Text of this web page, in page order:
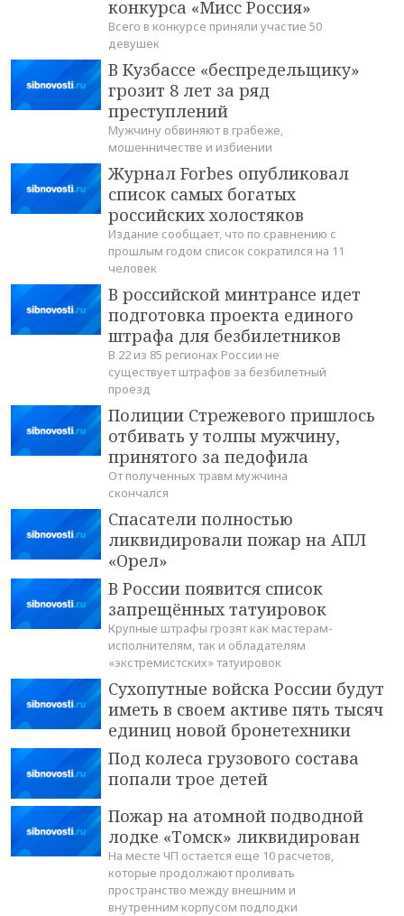
конкурса «Мисс Россия»
Всего в конкурсе приняли участие 50
девушек
В Кузбассе «беспредельщику»
грозит 8 лет за ряд
преступлений
Мужчину обвиняют в грабеже,
мошенничестве и избиении
Журнал Forbes опубликовал
список самых богатых
российских холостяков
Издание сообщает, что по сравнению с
прошлым годом список сократился на 11
человек
В российской минтрансе идет
подготовка проекта единого
штрафа для безбилетников
В 22 из 85 регионах России не
существует штрафов за безбилетный
проезд
Полиции Стрежевого пришлось
отбивать у толпы мужчину,
принятого за педофила
От полученных травм мужчина
скончался
Спасатели полностью
ликвидировали пожар на АПЛ
«Орел»
В России появится список
запрещённых татуировок
Крупные штрафы грозят как мастерам-
исполнителям, так и обладателям
«экстремистских» татуировок
Сухопутные войска России будут
иметь в своем активе пять тысяч
единиц новой бронетехники
Под колеса грузового состава
попали трое детей
Пожар на атомной подводной
лодке «Томск» ликвидирован
На месте ЧП остается еще 10 расчетов,
которые продолжают проливать
пространство между внешним и
внутренним корпусом подлодки